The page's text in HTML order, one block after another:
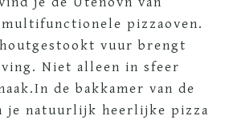
multifunctionele pizzaoven.
vuur brengt
Niet alleen in sfeer
de bakkamer van de
je natuurlijk heerlijke pizza